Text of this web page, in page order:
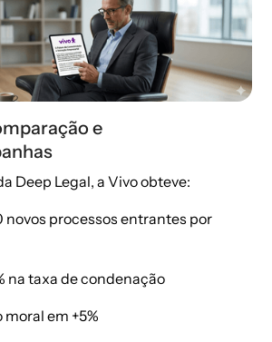
e
Deep Legal, a Vivo obteve:
novos processos entrantes por
na taxa de condenação​
em +5%​